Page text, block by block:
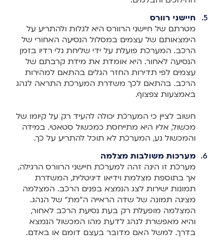
חיישני רוורס
מטרתם של חיישני הרוורס היא לגלות ולהתריע על
הימצאותם של עצמים במסלול הנסיעה האחורי של
הרכב. המערכת פועלת על ידי שליחת גלי רדיו בזמן
הנסיעה לאחור. היא אומדת את מידת קרבתם של
עצמים לפי תדירות החזר הגלים בהתאם למהירות
הרכב. בהתאם לכך משדרת המערכת התראה לנהג
באמצעות צפצוף.
חשוב לציין כי המערכת יכולה להעיד רק על קיומו של
מכשול, אליו היא מתייחסת כמכשול סטאטי. במידה
והמכשול נע, המערכת לא תוכל להתריע על כך.
מערכות משולבות מצלמה
מערכת זו הינה זהה למערכת חיישני הרוורס הרגילה,
אך בתוספת מצלמת וידיאו דיגיטלית, המשדרת
תמונות ישירות לצג הנמצא בפנים הרכב. המצלמה
מציגה תמונה של שדה הראייה ה"מת" של הנהג.
המצלמה מופעלת רק בעת נסיעת הרכב לאחור,
והיא מאפשרת לנהג לדעת מהו המכשול הנמצא
בדרך. למשל האם מדובר בעצם דומם או באדם.